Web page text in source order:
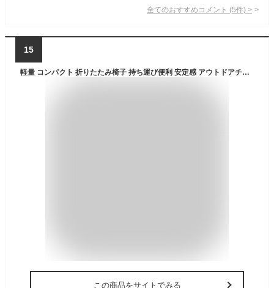
全てのおすすめコメント (5件) >
15
軽量 コンパクト 折りたたみ椅子 持ち運び便利 安定感 アウトドアチェア 小型 収納簡単 キャンプチェア 組立不要 丈夫 折り畳みチェア 携帯しやすい おしゃれ アウトドアスツール コンパクト収納 ミニチェア 野外イベント バーベキュー椅子
この商品をサイトでみる